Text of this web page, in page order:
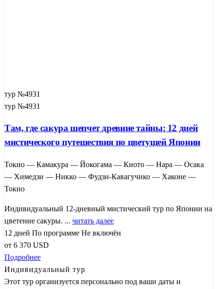
тур №4931
тур №4931
Там, где сакура шепчет древние тайны: 12 дней
мистического путешествия по цветущей Японии
Токио — Камакура — Йокогама — Киото — Нара — Осака
— Химедзи — Никко — Фудзи-Кавагучико — Хаконе —
Токио
Индивидуальный 12-дневный мистический тур по Японии на
цветение сакуры. ... читать далее
12 дней По программе Не включён
от 6 370 USD
Подробнее
Индивидуальный тур
Этот тур организуется персонально под ваши даты и